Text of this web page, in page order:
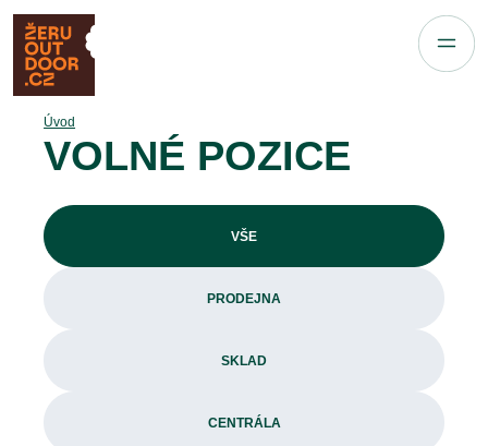
Úvod
VOLNÉ POZICE
VŠE
PRODEJNA
SKLAD
CENTRÁLA